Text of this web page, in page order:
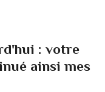
: votre
ainsi mes